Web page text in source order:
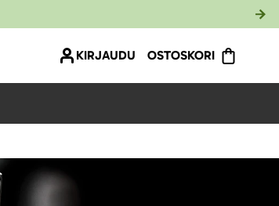
KIRJAUDU OSTOSKORI